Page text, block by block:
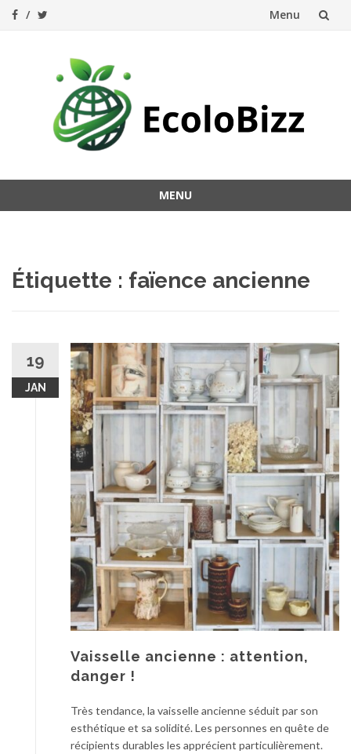
Menu
MENU
Étiquette : faïence ancienne
19
JAN
Vaisselle ancienne : attention,
danger !
Très tendance, la vaisselle ancienne séduit par son
esthétique et sa solidité. Les personnes en quête de
récipients durables les apprécient particulièrement.